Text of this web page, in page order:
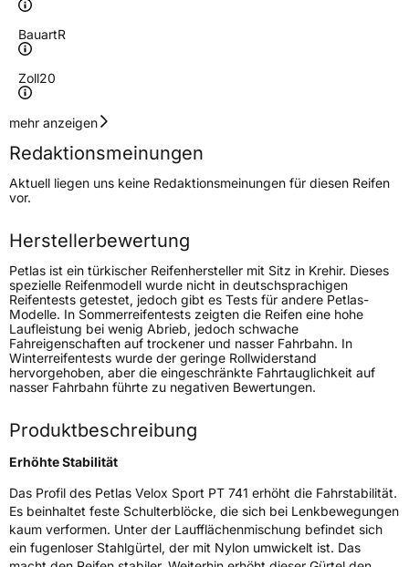
BauartR
Zoll20
Geschwindigkeitsindex
Höchstgeschwindigkeit
270 km/h
Lastindex105
Höchstlast925 kg
Generelle Merkmale
FahrzeugtypPKW
VerwendungSommerreifen
ModellnameVelox Sport PT 741
FahrzeugartPKW & SUV
ZustandNeureifen
mehr anzeigen
Redaktionsmeinungen
Aktuell liegen uns keine Redaktionsmeinungen für diesen Reifen
vor.
Herstellerbewertung
Petlas ist ein türkischer Reifenhersteller mit Sitz in Krehir. Dieses
spezielle Reifenmodell wurde nicht in deutschsprachigen
Reifentests getestet, jedoch gibt es Tests für andere Petlas-
Modelle. In Sommerreifentests zeigten die Reifen eine hohe
Laufleistung bei wenig Abrieb, jedoch schwache
Fahreigenschaften auf trockener und nasser Fahrbahn. In
Winterreifentests wurde der geringe Rollwiderstand
hervorgehoben, aber die eingeschränkte Fahrtauglichkeit auf
nasser Fahrbahn führte zu negativen Bewertungen.
Produktbeschreibung
Erhöhte Stabilität
Das Profil des Petlas Velox Sport PT 741 erhöht die Fahrstabilität.
Es beinhaltet feste Schulterblöcke, die sich bei Lenkbewegungen
kaum verformen. Unter der Laufflächenmischung befindet sich
ein fugenloser Stahlgürtel, der mit Nylon umwickelt ist. Das